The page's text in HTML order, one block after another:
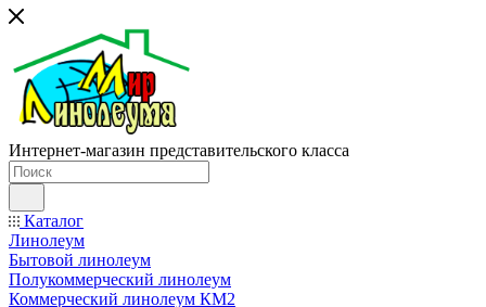
Интернет-магазин представительского класса
Каталог
Линолеум
Бытовой линолеум
Полукоммерческий линолеум
Коммерческий линолеум КМ2